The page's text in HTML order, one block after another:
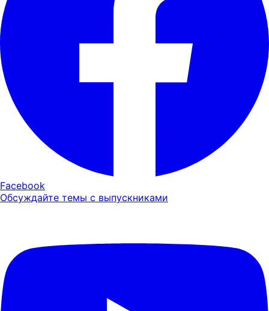
Facebook
Обсуждайте темы с выпускниками